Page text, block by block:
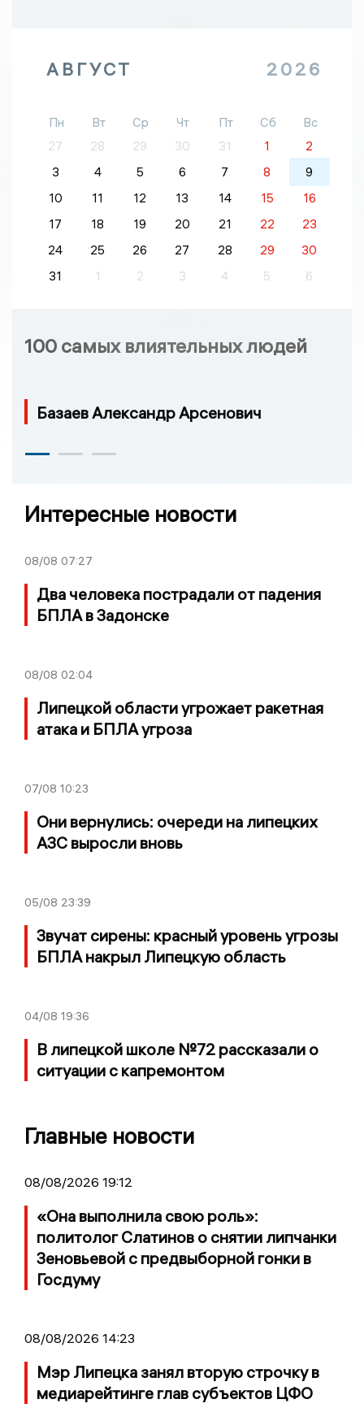
АВГУСТ 2026
Пн Вт Ср Чт Пт Сб
Вс
27
28 29 30 31 1
2
3
4 5 6 7 8
9
10
11 12 13 14 15
16
17
18 19 20 21 22
23
24
25 26 27 28 29
30
31
1 2 3 4 5 6
100 самых влиятельных людей
Базаев Александр Арсенович
Интересные новости
08/08 07:27
Два человека пострадали от падения
БПЛА в Задонске
08/08 02:04
Липецкой области угрожает ракетная
атака и БПЛА угроза
07/08 10:23
Они вернулись: очереди на липецких
АЗС выросли вновь
05/08 23:39
Звучат сирены: красный уровень угрозы
БПЛА накрыл Липецкую область
04/08 19:36
В липецкой школе №72 рассказали о
ситуации с капремонтом
Главные новости
08/08/2026 19:12
«Она выполнила свою роль»:
политолог Слатинов о снятии липчанки
Зеновьевой с предвыборной гонки в
Госдуму
08/08/2026 14:23
Мэр Липецка занял вторую строчку в
медиарейтинге глав субъектов ЦФО